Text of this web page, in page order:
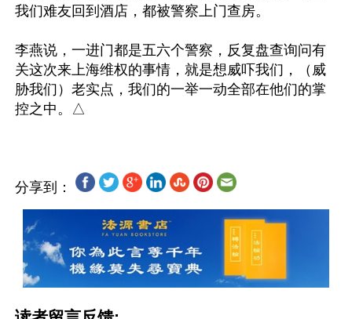
我们难友回到酒店，都被警察上门查房。
李燕说，一进门都是五六个警察，反复盘查询问有
关这次来上海维权的事情，就是想威吓我们，（威
胁我们）老实点，我们的一举一动全部在他们的掌
分享到：